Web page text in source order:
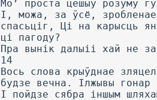
Мо’ проста цешыў розуму
I, можа, за ўсё, зробленае
спасьціг, Ці на карысць
ці пагоду?
Пра вынік далыіі хай не
14
Вось слова крыўднае
будзе вечна. Ілжывы гонар
I пойдзе сябра іншым